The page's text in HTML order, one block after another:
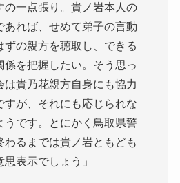
の一点張り。貴ノ岩本人の
あれば、せめて弟子の言動
ずの親方を聴取し、できる
係を把握したい。そう思っ
は貴乃花親方自身にも協力
すが、それにも応じられな
うです。とにかく鳥取県警
わるまでは貴ノ岩ともども
表示でしょう」